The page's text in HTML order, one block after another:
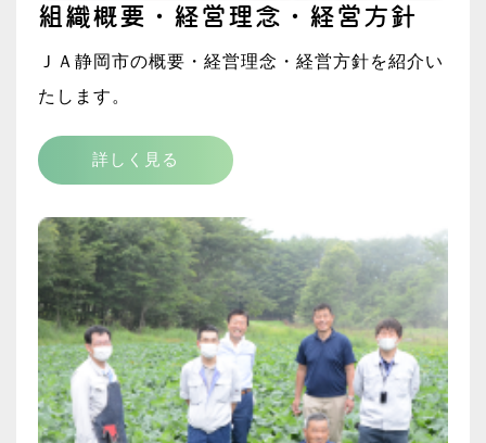
組織概要・経営理念・経営方針
ＪＡ静岡市の概要・経営理念・経営方針を紹介い
たします。
詳しく見る